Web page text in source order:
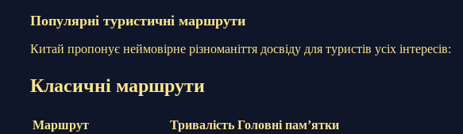
Популярні туристичні маршрути
Китай пропонує неймовірне різноманіття досвіду для туристів усіх інтересів:
Класичні маршрути
Маршрут Тривалість Головні пам’ятки